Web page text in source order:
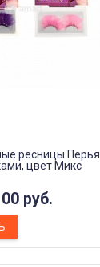
ресницы Перья
цвет Микс
руб.